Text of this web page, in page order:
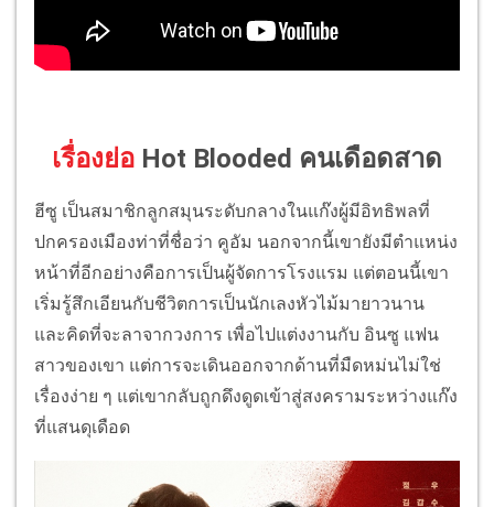
เรื่องย่อ Hot Blooded คนเดือดสาด
ฮีซู เป็นสมาชิกลูกสมุนระดับกลางในแก๊งผู้มีอิทธิพลที่
ปกครองเมืองท่าที่ชื่อว่า คูอัม นอกจากนี้เขายังมีตำแหน่ง
หน้าที่อีกอย่างคือการเป็นผู้จัดการโรงแรม แต่ตอนนี้เขา
เริ่มรู้สึกเอียนกับชีวิตการเป็นนักเลงหัวไม้มายาวนาน
และคิดที่จะลาจากวงการ เพื่อไปแต่งงานกับ อินซู แฟน
สาวของเขา แต่การจะเดินออกจากด้านที่มืดหม่นไม่ใช่
เรื่องง่าย ๆ แต่เขากลับถูกดึงดูดเข้าสู่สงครามระหว่างแก๊ง
ที่แสนดุเดือด